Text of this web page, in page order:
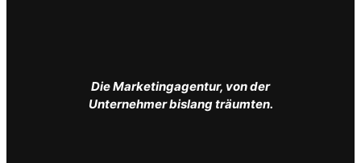
Die Marketingagentur, von der
Unternehmer bislang träumten.